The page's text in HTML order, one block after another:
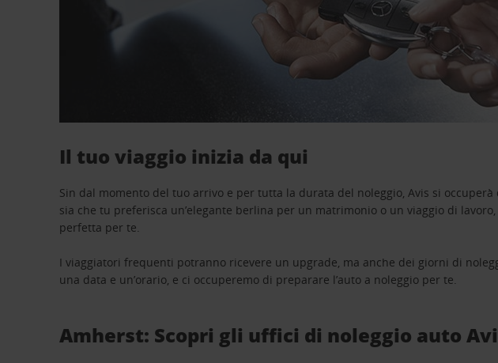
Il tuo viaggio inizia da qui
Sin dal momento del tuo arrivo e per tutta la durata del noleggio, Avis si
sia che tu preferisca un’elegante berlina per un matrimonio o un viaggio di
perfetta per te.
I viaggiatori frequenti potranno ricevere un upgrade, ma anche dei giorni di
una data e un’orario, e ci occuperemo di preparare l’auto a noleggio per te.
Amherst: Scopri gli uffici di noleggio auto